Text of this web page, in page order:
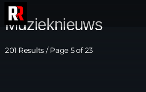
Muzieknieuws
201 Results / Page 5 of 23